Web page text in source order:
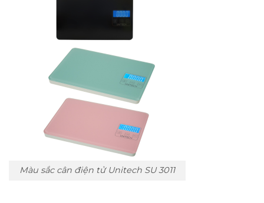
Màu sắc cân điện tử Unitech SU 3011